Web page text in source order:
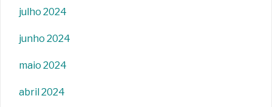
julho 2024
junho 2024
maio 2024
abril 2024